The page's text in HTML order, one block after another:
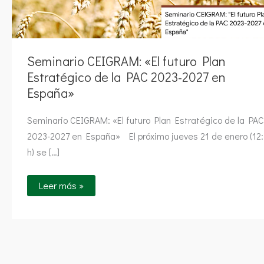
Seminario CEIGRAM: «El futuro Plan
Estratégico de la PAC 2023-2027 en
España»
Seminario CEIGRAM: «El futuro Plan Estratégico de la PAC
2023-2027 en España» El próximo jueves 21 de enero
h) se […]
Leer más »